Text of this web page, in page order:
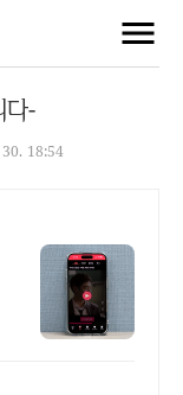
다-
18:54